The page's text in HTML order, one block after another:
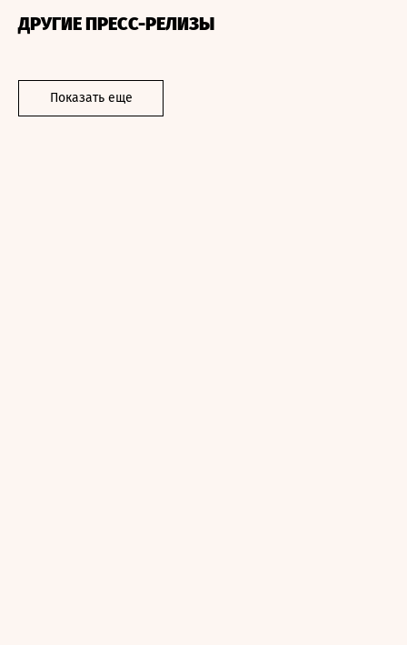
ДРУГИЕ ПРЕСС-РЕЛИЗЫ
Показать еще